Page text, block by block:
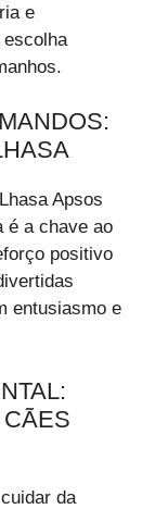
e
Apsos
é a chave ao
positivo
entusiasmo e
da